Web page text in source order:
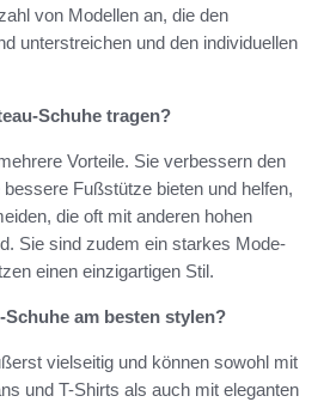
von Modellen an, die den
unterstreichen und den individuellen
Schuhe tragen?
Vorteile. Sie verbessern den
Fußstütze bieten und helfen,
die oft mit anderen hohen
Sie sind zudem ein starkes Mode-
einen einzigartigen Stil.
Schuhe am besten stylen?
vielseitig und können sowohl mit
und T-Shirts als auch mit eleganten